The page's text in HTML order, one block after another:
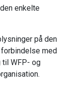
enkelte
på den
med
til WFP- og